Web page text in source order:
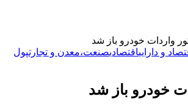
واردات خودرو باز شد
و داراییاقتصادیصنعت،معدن و تجارتپول
خودرو باز شد